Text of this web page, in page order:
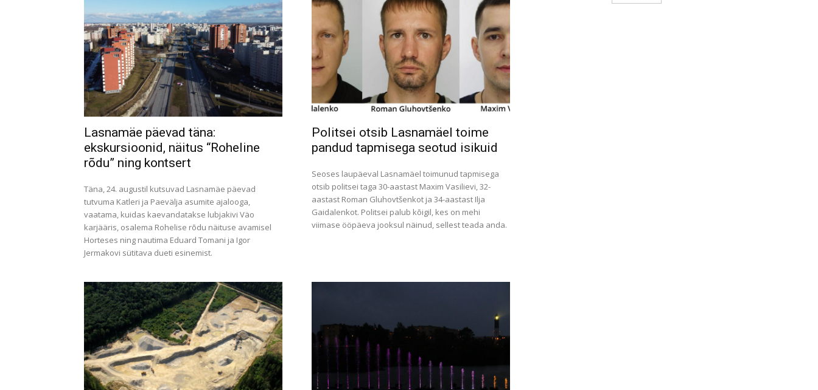
Lasnamäe päevad täna:
ekskursioonid, näitus “Roheline
rõdu” ning kontsert
Täna, 24. augustil kutsuvad Lasnamäe päevad
tutvuma Katleri ja Paevälja asumite ajalooga,
vaatama, kuidas kaevandatakse lubjakivi Väo
karjääris, osalema Rohelise rõdu näituse avamisel
Horteses ning nautima Eduard Tomani ja Igor
Jermakovi sütitava dueti esinemist.
Politsei otsib Lasnamäel toime
pandud tapmisega seotud isikuid
Seoses laupäeval Lasnamäel toimunud tapmisega
otsib politsei taga 30-aastast Maxim Vasilievi, 32-
aastast Roman Gluhovtšenkot ja 34-aastast Ilja
Gaidalenkot. Politsei palub kõigil, kes on mehi
viimase ööpäeva jooksul näinud, sellest teada anda.